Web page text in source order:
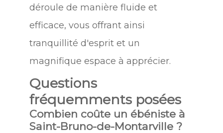
déroule de manière fluide et
efficace, vous offrant ainsi
tranquillité d'esprit et un
magnifique espace à apprécier.
Questions
fréquemments posées
Combien coûte un ébéniste à
Saint-Bruno-de-Montarville ?